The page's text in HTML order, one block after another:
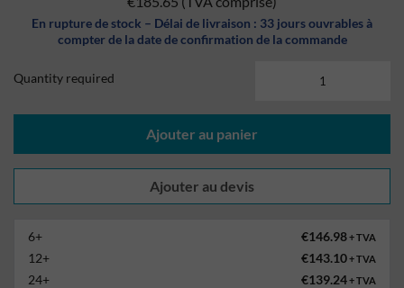
En rupture de stock – Délai de livraison : 33 jours ouvrables à
compter de la date de confirmation de la commande
Quantity required
Ajouter au panier
6+ €146.98+ TVA
12+ €143.10+ TVA
24+ €139.24+ TVA